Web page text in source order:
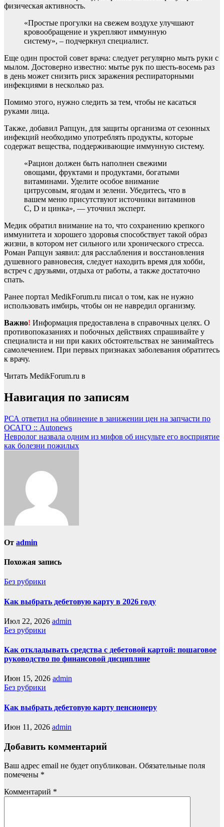
физическая активность.
«Простые прогулки на свежем воздухе улучшают
кровообращение и укрепляют иммунную
систему», – подчеркнул специалист.
Еще один простой совет врача: следует регулярно мыть руки с
мылом. Достоверно известно: мытье рук по шесть-восемь раз
в день может снизить риск заражения респираторными
инфекциями в несколько раз.
Помимо этого, нужно следить за тем, чтобы не касаться
руками лица.
Также, добавил Рапцун, для защиты организма от сезонных
инфекций необходимо употреблять продукты, которые
содержат вещества, поддерживающие иммунную систему.
«Рацион должен быть наполнен свежими
овощами, фруктами и продуктами, богатыми
витаминами. Уделите особое внимание
цитрусовым, ягодам и зелени. Убедитесь, что в
вашем меню присутствуют источники витаминов
C, D и цинка», — уточнил эксперт.
Медик обратил внимание на то, что сохранению крепкого
иммунитета и хорошего здоровья способствует такой образ
жизни, в котором нет сильного или хронического стресса.
Роман Рапцун заявил: для расслабления и восстановления
душевного равновесия, следует находить время для хобби,
встреч с друзьями, отдыха от работы, а также достаточно
спать.
Ранее портал MedikForum.ru писал о том, как не нужно
использовать имбирь, чтобы он не навредил организму.
Важно! Информация предоставлена в справочных целях. О
противопоказаниях и побочных действиях спрашивайте у
специалиста и ни при каких обстоятельствах не занимайтесь
самолечением. При первых признаках заболевания обратитесь
к врачу.
Читать MedikForum.ru в
Навигация по записям
РСА ответил на обвинение в занижении цен на запчасти по
ОСАГО :: Autonews
Невролог назвала одним из мифов об инсульте его восприятие
как болезни пожилых
От admin
Похожая запись
Без рубрики
Как выбрать дебетовую карту в 2026 году
Июл 22, 2026 admin
Без рубрики
Как откладывать средства с дебетовой картой: пошаговое
руководство по финансовой дисциплине
Июн 15, 2026 admin
Без рубрики
Как выбрать дебетовую карту пенсионеру
Июн 11, 2026 admin
Добавить комментарий
Ваш адрес email не будет опубликован. Обязательные поля
помечены *
Комментарий *